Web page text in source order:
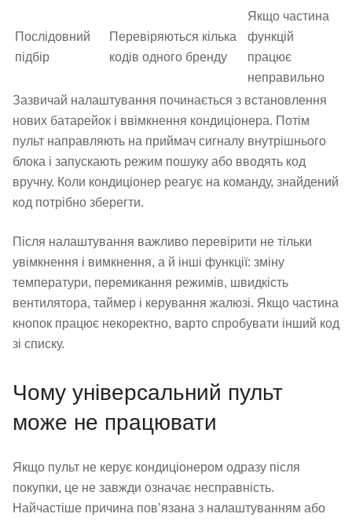
Послідовний
підбір
Перевіряються кілька
кодів одного бренду
Якщо частина
функцій
працює
неправильно
Зазвичай налаштування починається з встановлення
нових батарейок і ввімкнення кондиціонера. Потім
пульт направляють на приймач сигналу внутрішнього
блока і запускають режим пошуку або вводять код
вручну. Коли кондиціонер реагує на команду, знайдений
код потрібно зберегти.
Після налаштування важливо перевірити не тільки
увімкнення і вимкнення, а й інші функції: зміну
температури, перемикання режимів, швидкість
вентилятора, таймер і керування жалюзі. Якщо частина
кнопок працює некоректно, варто спробувати інший код
зі списку.
Чому універсальний пульт
може не працювати
Якщо пульт не керує кондиціонером одразу після
покупки, це не завжди означає несправність.
Найчастіше причина пов’язана з налаштуванням або